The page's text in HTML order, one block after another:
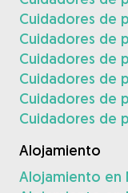
Cuidadores de
Cuidadores de
Cuidadores de
Cuidadores de
Cuidadores de
Cuidadores de
Alojamiento
Alojamiento en